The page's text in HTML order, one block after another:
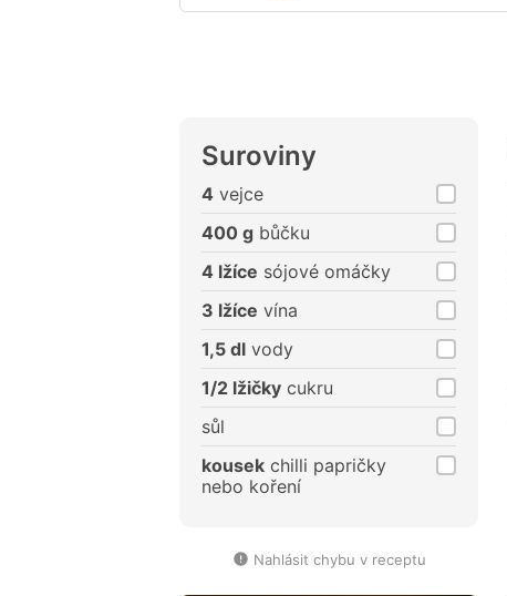
Suroviny
4 vejce
400 g bůčku
4 lžíce sójové omáčky
3 lžíce vína
1,5 dl vody
1/2 lžičky cukru
sůl
kousek chilli papričky
nebo koření
Nahlásit chybu v receptu